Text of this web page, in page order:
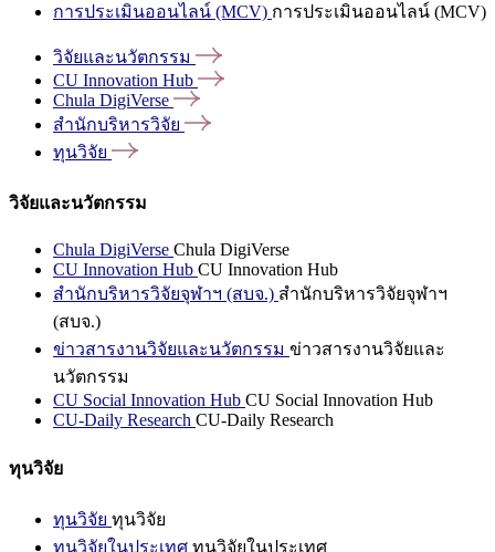
การประเมินออนไลน์ (MCV) การประเมินออนไลน์ (MCV)
วิจัยและนวัตกรรม
CU Innovation Hub
Chula DigiVerse
สำนักบริหารวิจัย
ทุนวิจัย
วิจัยและนวัตกรรม
Chula DigiVerse Chula DigiVerse
CU Innovation Hub CU Innovation Hub
สำนักบริหารวิจัยจุฬาฯ (สบจ.) สำนักบริหารวิจัยจุฬาฯ
(สบจ.)
ข่าวสารงานวิจัยและนวัตกรรม ข่าวสารงานวิจัยและ
นวัตกรรม
CU Social Innovation Hub CU Social Innovation Hub
CU-Daily Research CU-Daily Research
ทุนวิจัย
ทุนวิจัย ทุนวิจัย
ทุนวิจัยในประเทศ ทุนวิจัยในประเทศ